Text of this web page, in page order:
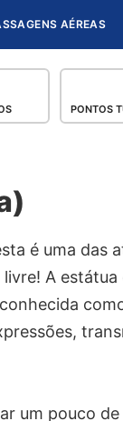
AÉREAS
PONTOS
é uma das
A
um pouco